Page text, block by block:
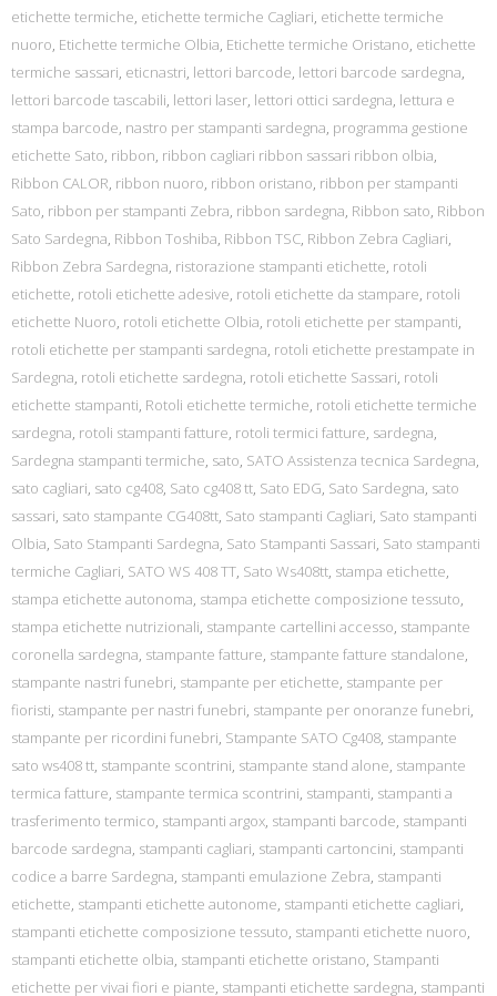
etichette termiche, etichette termiche Cagliari, etichette termiche
nuoro, Etichette termiche Olbia, Etichette termiche Oristano, etichette
termiche sassari, eticnastri, lettori barcode, lettori barcode sardegna,
lettori barcode tascabili, lettori laser, lettori ottici sardegna, lettura e
stampa barcode, nastro per stampanti sardegna, programma gestione
etichette Sato, ribbon, ribbon cagliari ribbon sassari ribbon olbia,
Ribbon CALOR, ribbon nuoro, ribbon oristano, ribbon per stampanti
Sato, ribbon per stampanti Zebra, ribbon sardegna, Ribbon sato, Ribbon
Sato Sardegna, Ribbon Toshiba, Ribbon TSC, Ribbon Zebra Cagliari,
Ribbon Zebra Sardegna, ristorazione stampanti etichette, rotoli
etichette, rotoli etichette adesive, rotoli etichette da stampare, rotoli
etichette Nuoro, rotoli etichette Olbia, rotoli etichette per stampanti,
rotoli etichette per stampanti sardegna, rotoli etichette prestampate in
Sardegna, rotoli etichette sardegna, rotoli etichette Sassari, rotoli
etichette stampanti, Rotoli etichette termiche, rotoli etichette termiche
sardegna, rotoli stampanti fatture, rotoli termici fatture, sardegna,
Sardegna stampanti termiche, sato, SATO Assistenza tecnica Sardegna,
sato cagliari, sato cg408, Sato cg408 tt, Sato EDG, Sato Sardegna, sato
sassari, sato stampante CG408tt, Sato stampanti Cagliari, Sato stampanti
Olbia, Sato Stampanti Sardegna, Sato Stampanti Sassari, Sato stampanti
termiche Cagliari, SATO WS 408 TT, Sato Ws408tt, stampa etichette,
stampa etichette autonoma, stampa etichette composizione tessuto,
stampa etichette nutrizionali, stampante cartellini accesso, stampante
coronella sardegna, stampante fatture, stampante fatture standalone,
stampante nastri funebri, stampante per etichette, stampante per
fioristi, stampante per nastri funebri, stampante per onoranze funebri,
stampante per ricordini funebri, Stampante SATO Cg408, stampante
sato ws408 tt, stampante scontrini, stampante stand alone, stampante
termica fatture, stampante termica scontrini, stampanti, stampanti a
trasferimento termico, stampanti argox, stampanti barcode, stampanti
barcode sardegna, stampanti cagliari, stampanti cartoncini, stampanti
codice a barre Sardegna, stampanti emulazione Zebra, stampanti
etichette, stampanti etichette autonome, stampanti etichette cagliari,
stampanti etichette composizione tessuto, stampanti etichette nuoro,
stampanti etichette olbia, stampanti etichette oristano, Stampanti
etichette per vivai fiori e piante, stampanti etichette sardegna, stampanti